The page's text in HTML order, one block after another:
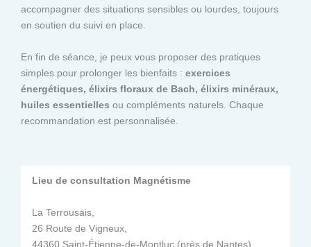
accompagner des situations sensibles ou lourdes, toujours
en soutien du suivi en place.
En fin de séance, je peux vous proposer des pratiques
simples pour prolonger les bienfaits : exercices
énergétiques, élixirs floraux de Bach, élixirs minéraux,
huiles essentielles ou compléments naturels. Chaque
recommandation est personnalisée.
Lieu de consultation Magnétisme
La Terrousais,
26 Route de Vigneux,
44360 Saint-Étienne-de-Montluc (près de Nantes)